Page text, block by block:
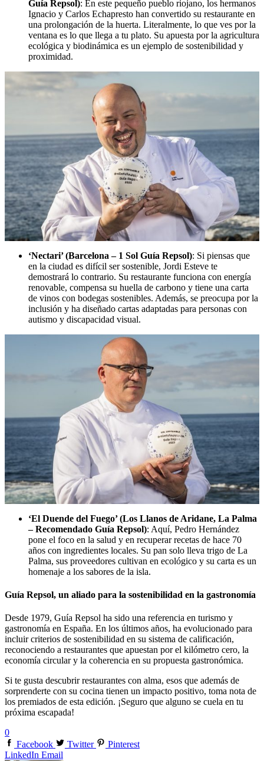
Guía Repsol): En este pequeño pueblo riojano, los hermanos
Ignacio y Carlos Echapresto han convertido su restaurante en
una prolongación de la huerta. Literalmente, lo que ves por la
ventana es lo que llega a tu plato. Su apuesta por la agricultura
ecológica y biodinámica es un ejemplo de sostenibilidad y
proximidad.
‘Nectari’ (Barcelona – 1 Sol Guía Repsol): Si piensas que
en la ciudad es difícil ser sostenible, Jordi Esteve te
demostrará lo contrario. Su restaurante funciona con energía
renovable, compensa su huella de carbono y tiene una carta
de vinos con bodegas sostenibles. Además, se preocupa por la
inclusión y ha diseñado cartas adaptadas para personas con
autismo y discapacidad visual.
‘El Duende del Fuego’ (Los Llanos de Aridane, La Palma
– Recomendado Guía Repsol): Aquí, Pedro Hernández
pone el foco en la salud y en recuperar recetas de hace 70
años con ingredientes locales. Su pan solo lleva trigo de La
Palma, sus proveedores cultivan en ecológico y su carta es un
homenaje a los sabores de la isla.
Guía Repsol, un aliado para la sostenibilidad en la gastronomía
Desde 1979, Guía Repsol ha sido una referencia en turismo y
gastronomía en España. En los últimos años, ha evolucionado para
incluir criterios de sostenibilidad en su sistema de calificación,
reconociendo a restaurantes que apuestan por el kilómetro cero, la
economía circular y la coherencia en su propuesta gastronómica.
Si te gusta descubrir restaurantes con alma, esos que además de
sorprenderte con su cocina tienen un impacto positivo, toma nota de
los premiados de esta edición. ¡Seguro que alguno se cuela en tu
próxima escapada!
0
Facebook
Twitter
Pinterest
LinkedIn Email